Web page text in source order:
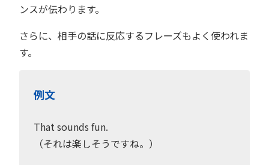
ンスが伝わります。
さらに、相手の話に反応するフレーズもよく使われま
す。
例文
That sounds fun.
（それは楽しそうですね。）